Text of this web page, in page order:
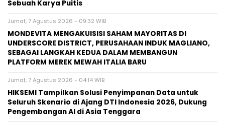
Sebuah Karya Puitis
Jumat, 7 Agustus 2026 - 09:32 WIB
MONDEVITA MENGAKUISISI SAHAM MAYORITAS DI
UNDERSCORE DISTRICT, PERUSAHAAN INDUK MAGLIANO,
SEBAGAI LANGKAH KEDUA DALAM MEMBANGUN
PLATFORM MEREK MEWAH ITALIA BARU
Jumat, 7 Agustus 2026 - 04:14 WIB
HIKSEMI Tampilkan Solusi Penyimpanan Data untuk
Seluruh Skenario di Ajang DTI Indonesia 2026, Dukung
Pengembangan AI di Asia Tenggara